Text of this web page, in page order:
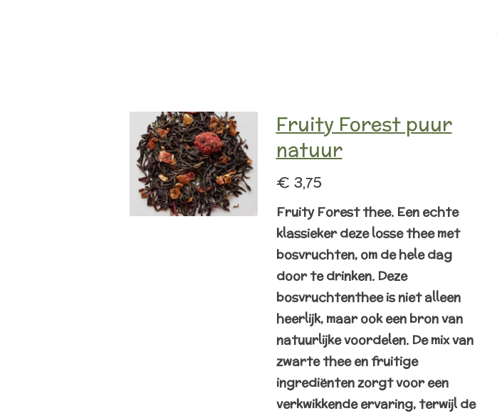
Fruity Forest puur
natuur
€ 3,75
Fruity Forest thee. Een echte
klassieker deze losse thee met
bosvruchten, om de hele dag
door te drinken. Deze
bosvruchtenthee is niet alleen
heerlijk, maar ook een bron van
natuurlijke voordelen. De mix van
zwarte thee en fruitige
ingrediënten zorgt voor een
verkwikkende ervaring, terwijl de